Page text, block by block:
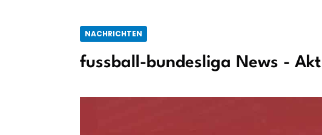
NACHRICHTEN
fussball-bundesliga News -